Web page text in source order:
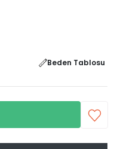
Beden Tablosu